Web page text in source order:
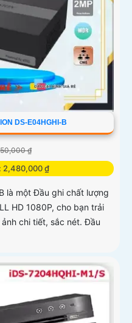
DS-E04HGHI-B
₫
2,480,000 ₫
là một Đầu ghi chất lượng
HD 1080P, cho bạn trải
chi tiết, sắc nét. Đầu